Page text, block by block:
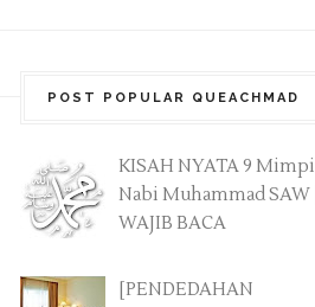
POST POPULAR QUEACHMAD
KISAH NYATA 9 Mimpi
Nabi Muhammad SAW |
WAJIB BACA
[PENDEDAHAN